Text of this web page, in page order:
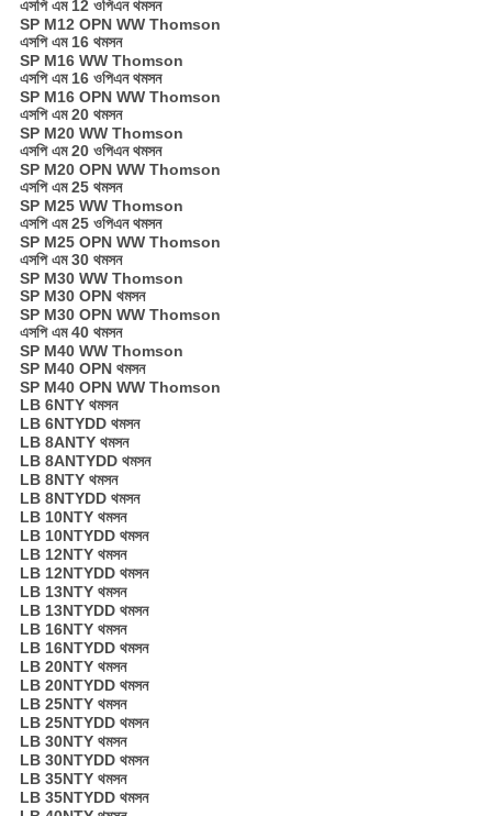
এসপি এম 12 ওপিএন থমসন
SP M12 OPN WW Thomson
এসপি এম 16 ​​থমসন
SP M16 WW Thomson
এসপি এম 16 ​​ওপিএন থমসন
SP M16 OPN WW Thomson
এসপি এম 20 থমসন
SP M20 WW Thomson
এসপি এম 20 ওপিএন থমসন
SP M20 OPN WW Thomson
এসপি এম 25 থমসন
SP M25 WW Thomson
এসপি এম 25 ওপিএন থমসন
SP M25 OPN WW Thomson
এসপি এম 30 থমসন
SP M30 WW Thomson
SP M30 OPN থমসন
SP M30 OPN WW Thomson
এসপি এম 40 থমসন
SP M40 WW Thomson
SP M40 OPN থমসন
SP M40 OPN WW Thomson
LB 6NTY থমসন
LB 6NTYDD থমসন
LB 8ANTY থমসন
LB 8ANTYDD থমসন
LB 8NTY থমসন
LB 8NTYDD থমসন
LB 10NTY থমসন
LB 10NTYDD থমসন
LB 12NTY থমসন
LB 12NTYDD থমসন
LB 13NTY থমসন
LB 13NTYDD থমসন
LB 16NTY থমসন
LB 16NTYDD থমসন
LB 20NTY থমসন
LB 20NTYDD থমসন
LB 25NTY থমসন
LB 25NTYDD থমসন
LB 30NTY থমসন
LB 30NTYDD থমসন
LB 35NTY থমসন
LB 35NTYDD থমসন